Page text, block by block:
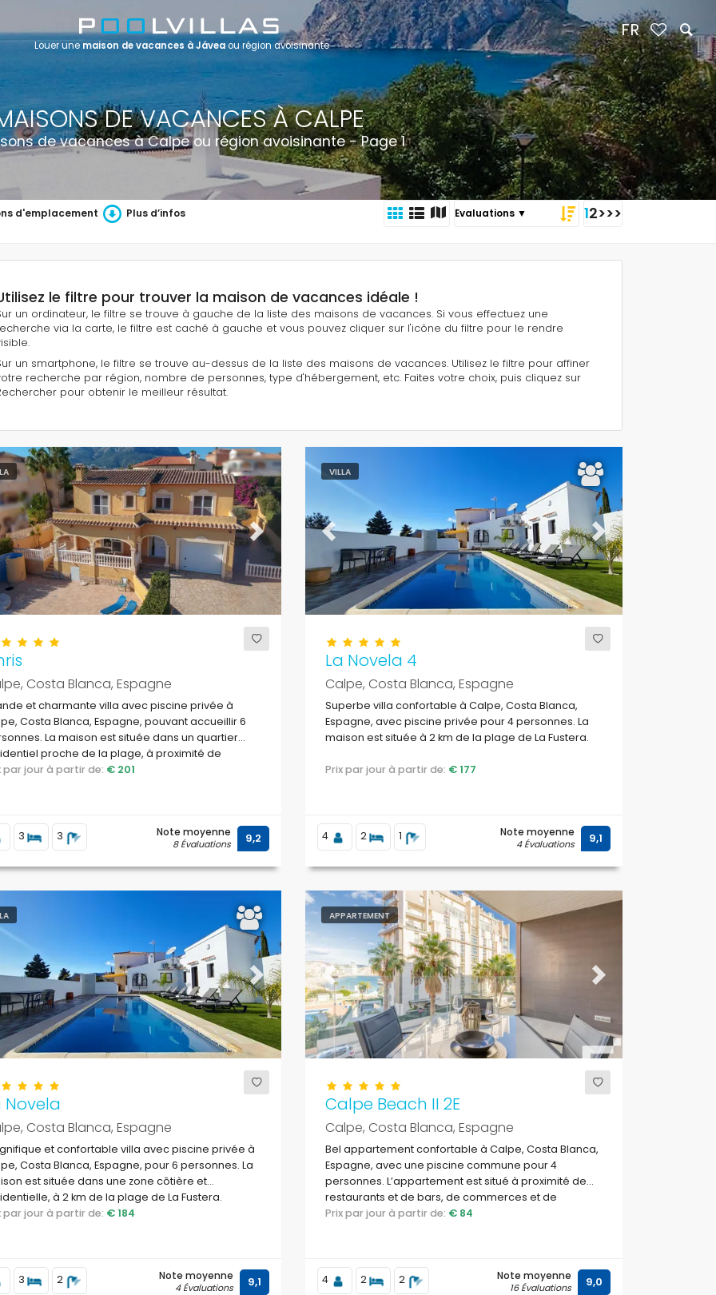
DE VACANCES À CALPE
de vacances à Calpe ou région avoisinante - Page 1
d'emplacement Plus d’infos 12>>>
le filtre pour trouver la maison de vacances idéale !
un ordinateur, le filtre se trouve à gauche de la liste des maisons de vacances. Si vous effectuez une
via la carte, le filtre est caché à gauche et vous pouvez cliquer sur l'icône du filtre pour le rendre
un smartphone, le filtre se trouve au-dessus de la liste des maisons de vacances. Utilisez le filtre pour affiner
recherche par région, nombre de personnes, type d'hébergement, etc. Faites votre choix, puis cliquez sur
pour obtenir le meilleur résultat.
Next
Costa Blanca, Espagne
et charmante villa avec piscine privée à
Costa Blanca, Espagne, pouvant accueillir 6
La maison est située dans un quartier
proche de la plage, à proximité de
et de bars, et à 2 km de la plage Arenal-
par jour à partir de: € 201
3 3 Note moyenne
8 Évaluations 9,2
VILLA
Previous Next
La Novela 4
Calpe, Costa Blanca, Espagne
Superbe villa confortable à Calpe, Costa Blanca,
Espagne, avec piscine privée pour 4 personnes. La
maison est située à 2 km de la plage de La Fustera.
Prix par jour à partir de: € 177
4 2 1 Note moyenne
4 Évaluations 9,1
Next
Novela
Costa Blanca, Espagne
et confortable villa avec piscine privée à
Costa Blanca, Espagne, pour 6 personnes. La
est située dans une zone côtière et
à 2 km de la plage de La Fustera.
par jour à partir de: € 184
3 2 Note moyenne
4 Évaluations 9,1
APPARTEMENT
Previous Next
Calpe Beach II 2E
Calpe, Costa Blanca, Espagne
Bel appartement confortable à Calpe, Costa Blanca,
Espagne, avec une piscine commune pour 4
personnes. L’appartement est situé à proximité de
restaurants et de bars, de commerces et de
supermarchés, et se trouve à 25 m de la plage de
Prix par jour à partir de: € 84
4 2 2 Note moyenne
16 Évaluations 9,0
Louer unemaison de vacances à Jáveaou région avoisinante
FR